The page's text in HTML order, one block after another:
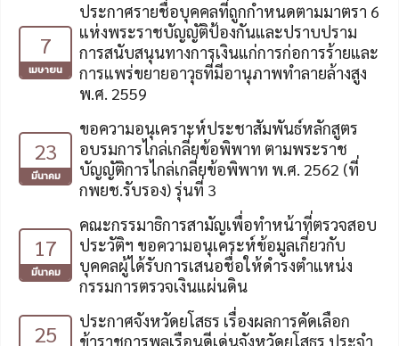
7
เมษายน
ประกาศรายชื่อบุคคลที่ถูกกำหนดตามมาตรา 6
แห่งพระราชบัญญัติป้องกันและปราบปราม
การสนับสนุนทางการเงินแก่การก่อการร้ายและ
การแพร่ขยายอาวุธที่มีอานุภาพทำลายล้างสูง
พ.ศ. 2559
23
มีนาคม
ขอความอนุเคราะห์ประชาสัมพันธ์หลักสูตร
อบรมการไกล่เกลี่ยข้อพิพาท ตามพระราช
บัญญัติการไกล่เกลี่ยข้อพิพาท พ.ศ. 2562 (ที่
กพยช.รับรอง) รุ่นที่ 3
17
มีนาคม
คณะกรรมาธิการสามัญเพื่อทำหน้าที่ตรวจสอบ
ประวัติฯ ขอความอนุเคระห์ข้อมูลเกี่ยวกับ
บุคคลผู้ได้รับการเสนอชื่อให้ดำรงตำแหน่ง
กรรมการตรวจเงินแผ่นดิน
25
ประกาศจังหวัดยโสธร เรื่องผลการคัดเลือก
ข้าราชการพลเรือนดีเด่นจังหวัดยโสธร ประจำ